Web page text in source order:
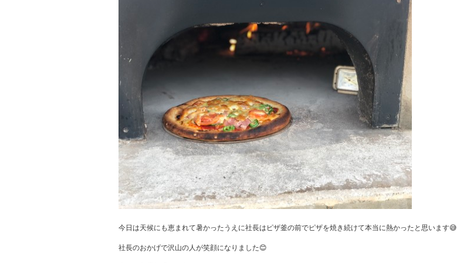
今日は天候にも恵まれて暑かったうえに社長はピザ釜の前でピザを焼き続けて本当に熱かったと思います😅
社長のおかげで沢山の人が笑顔になりました😊